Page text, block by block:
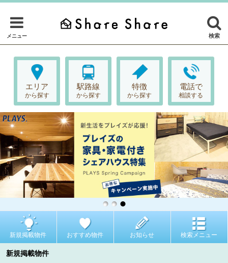
メニュー 検索
エリア
から探す
駅路線
から探す
特徴
から探す
電話で
相談する
新規掲載物件 おすすめ物件 お知らせ 検索メニュー
新規掲載物件